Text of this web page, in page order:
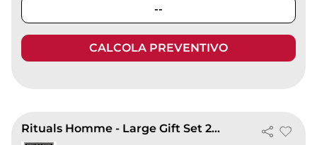
--
CALCOLA PREVENTIVO
Rituals Homme - Large Gift Set 2025